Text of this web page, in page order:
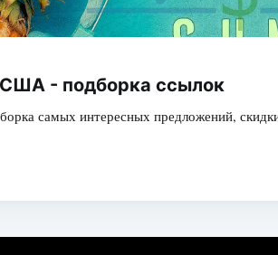
- подборка ссылок
самых интересных предложений,